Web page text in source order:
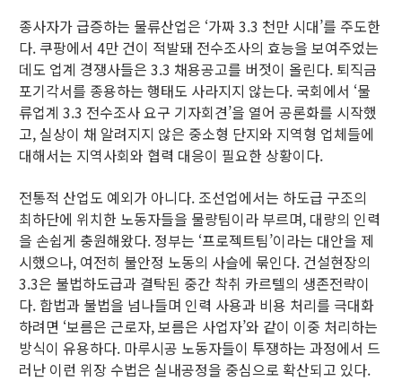
종사자가 급증하는 물류산업은 ‘가짜 3.3 천만 시대’를 주도한
다. 쿠팡에서 4만 건이 적발돼 전수조사의 효능을 보여주었는
데도 업계 경쟁사들은 3.3 채용공고를 버젓이 올린다. 퇴직금
포기각서를 종용하는 행태도 사라지지 않는다. 국회에서 ‘물
류업계 3.3 전수조사 요구 기자회견’을 열어 공론화를 시작했
고, 실상이 채 알려지지 않은 중소형 단지와 지역형 업체들에
대해서는 지역사회와 협력 대응이 필요한 상황이다.
전통적 산업도 예외가 아니다. 조선업에서는 하도급 구조의
최하단에 위치한 노동자들을 물량팀이라 부르며, 대량의 인력
을 손쉽게 충원해왔다. 정부는 ‘프로젝트팀’이라는 대안을 제
시했으나, 여전히 불안정 노동의 사슬에 묶인다. 건설현장의
3.3은 불법하도급과 결탁된 중간 착취 카르텔의 생존전략이
다. 합법과 불법을 넘나들며 인력 사용과 비용 처리를 극대화
하려면 ‘보름은 근로자, 보름은 사업자’와 같이 이중 처리하는
방식이 유용하다. 마루시공 노동자들이 투쟁하는 과정에서 드
러난 이런 위장 수법은 실내공정을 중심으로 확산되고 있다.